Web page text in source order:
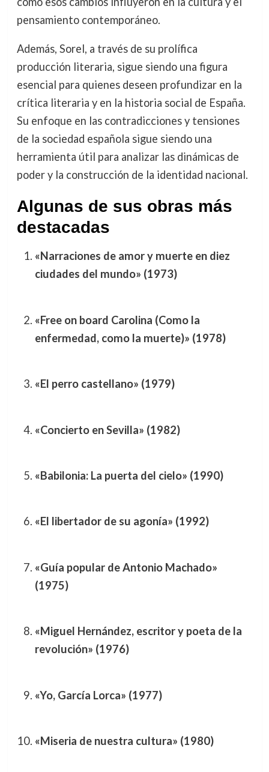
pensamiento contemporáneo.
Además, Sorel, a través de su prolífica
producción literaria, sigue siendo una figura
esencial para quienes deseen profundizar en la
crítica literaria y en la historia social de España.
Su enfoque en las contradicciones y tensiones
de la sociedad española sigue siendo una
herramienta útil para analizar las dinámicas de
poder y la construcción de la identidad nacional.
Algunas de sus obras más
destacadas
«Narraciones de amor y muerte en diez
ciudades del mundo» (1973)
«Free on board Carolina (Como la
enfermedad, como la muerte)» (1978)
«El perro castellano» (1979)
«Concierto en Sevilla» (1982)
«Babilonia: La puerta del cielo» (1990)
«El libertador de su agonía» (1992)
«Guía popular de Antonio Machado»
(1975)
«Miguel Hernández, escritor y poeta de la
revolución» (1976)
«Yo, García Lorca» (1977)
«Miseria de nuestra cultura» (1980)